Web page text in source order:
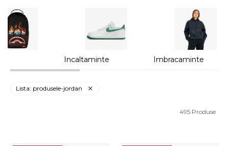
Incaltaminte Imbracaminte
Lista: produsele-jordan
495 Produse